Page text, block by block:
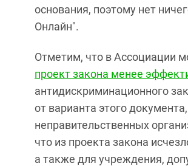
основания, поэтому нет
Онлайн".
Отметим, что в Ассоциации
проект закона менее
антидискриминационного
от варианта этого
неправительственных
что из проекта закона
а также для учреждения,